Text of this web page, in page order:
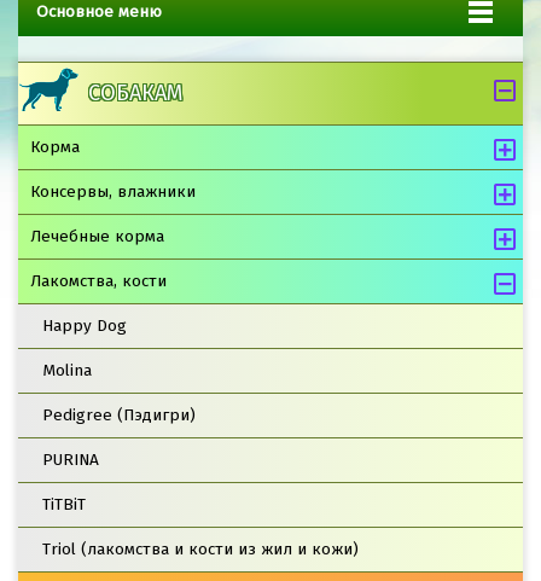
Основное меню
СОБАКАМ
Корма
Консервы, влажники
Лечебные корма
Лакомства, кости
Happy Dog
Molina
Pedigree (Пэдигри)
PURINA
TiTBiT
Triol (лакомства и кости из жил и кожи)